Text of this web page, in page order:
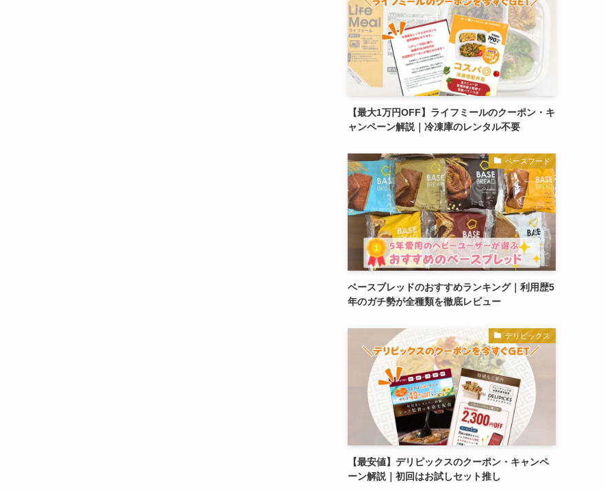
【最大1万円OFF】ライフミールのクーポン・キ
ャンペーン解説｜冷凍庫のレンタル不要
ベースフード
ベースブレッドのおすすめランキング｜利用歴5
年のガチ勢が全種類を徹底レビュー
デリピックス
【最安値】デリピックスのクーポン・キャンペ
ーン解説｜初回はお試しセット推し